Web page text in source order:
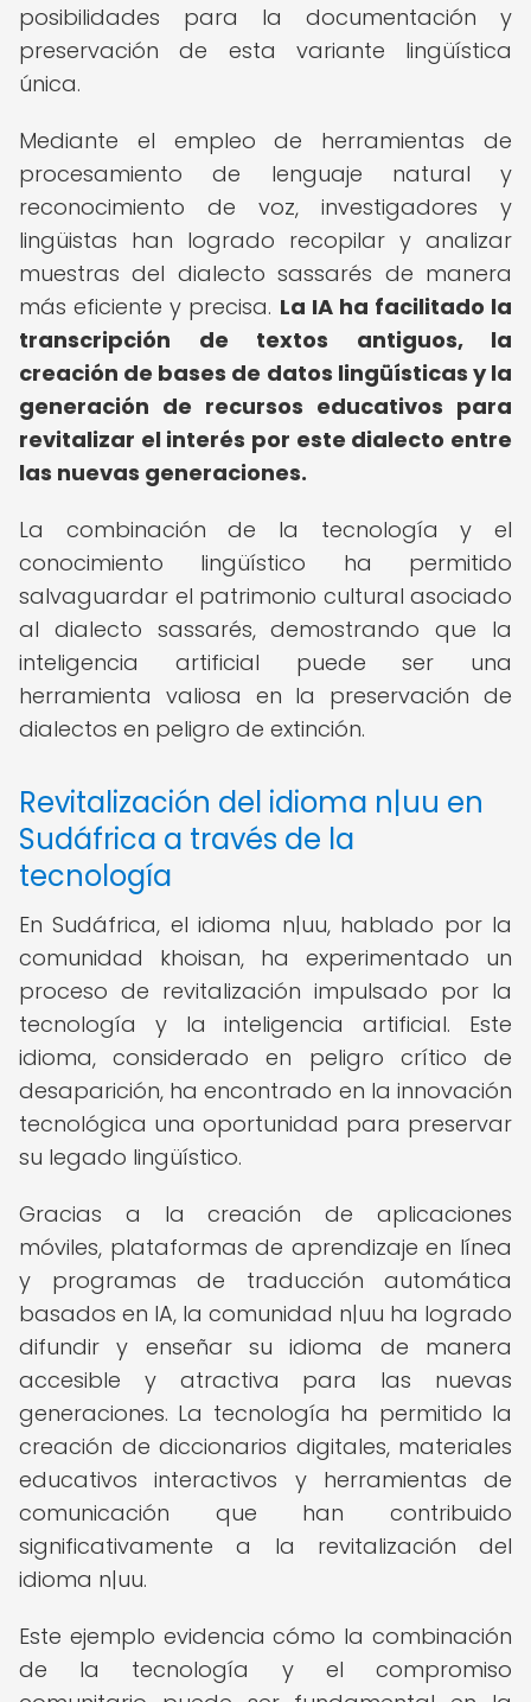
posibilidades para la documentación y
preservación de esta variante lingüística
única.
Mediante el empleo de herramientas de
procesamiento de lenguaje natural y
reconocimiento de voz, investigadores y
lingüistas han logrado recopilar y analizar
muestras del dialecto sassarés de manera
más eficiente y precisa. La IA ha facilitado la
transcripción de textos antiguos, la
creación de bases de datos lingüísticas y la
generación de recursos educativos para
revitalizar el interés por este dialecto entre
las nuevas generaciones.
La combinación de la tecnología y el
conocimiento lingüístico ha permitido
salvaguardar el patrimonio cultural asociado
al dialecto sassarés, demostrando que la
inteligencia artificial puede ser una
herramienta valiosa en la preservación de
dialectos en peligro de extinción.
Revitalización del idioma n|uu en
Sudáfrica a través de la
tecnología
En Sudáfrica, el idioma n|uu, hablado por la
comunidad khoisan, ha experimentado un
proceso de revitalización impulsado por la
tecnología y la inteligencia artificial. Este
idioma, considerado en peligro crítico de
desaparición, ha encontrado en la innovación
tecnológica una oportunidad para preservar
su legado lingüístico.
Gracias a la creación de aplicaciones
móviles, plataformas de aprendizaje en línea
y programas de traducción automática
basados en IA, la comunidad n|uu ha logrado
difundir y enseñar su idioma de manera
accesible y atractiva para las nuevas
generaciones. La tecnología ha permitido la
creación de diccionarios digitales, materiales
educativos interactivos y herramientas de
comunicación que han contribuido
significativamente a la revitalización del
idioma n|uu.
Este ejemplo evidencia cómo la combinación
de la tecnología y el compromiso